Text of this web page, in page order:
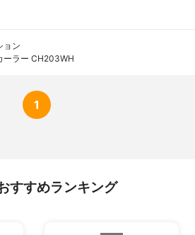
ョン
ーラー CH203WH
1
すすめランキング